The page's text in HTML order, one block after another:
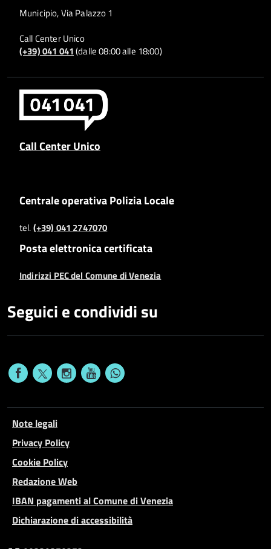
Municipio, Via Palazzo 1
Call Center Unico
(+39) 041 041(dalle 08:00 alle 18:00)
Call Center Unico
Centrale operativa Polizia Locale
tel.(+39) 041 2747070
Posta elettronica certificata
Indirizzi PEC del Comune di Venezia
Seguici e condividi su
Note legali
Privacy Policy
Cookie Policy
Redazione Web
IBAN pagamenti al Comune di Venezia
Dichiarazione di accessibilità